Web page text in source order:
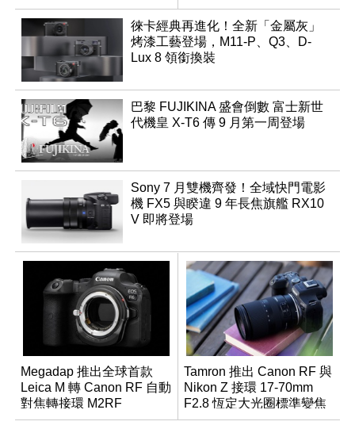
徠卡經典再進化！全新「金屬灰」
烤漆工藝登場，M11-P、Q3、D-
Lux 8 領銜換裝
巴黎 FUJIKINA 盛會倒數 富士新世
代機皇 X-T6 傳 9 月第一周登場
Sony 7 月雙機齊發！全域快門電影
機 FX5 與睽違 9 年長焦旗艦 RX10
V 即將登場
Megadap 推出全球首款
Leica M 轉 Canon RF 自動
對焦轉接環 M2RF
Tamron 推出 Canon RF 與
Nikon Z 接環 17-70mm
F2.8 恆定大光圈標準變焦
鏡